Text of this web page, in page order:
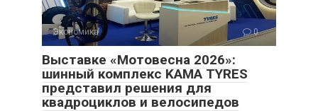
Экономика 0
Выставке «Мотовесна 2026»:
шинный комплекс KAMA TYRES
представил решения для
квадроциклов и велосипедов